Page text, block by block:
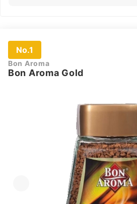
No.1
Bon Aroma
Bon Aroma Gold